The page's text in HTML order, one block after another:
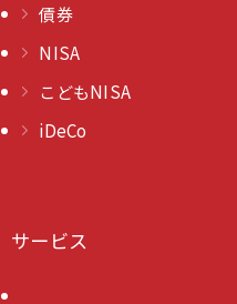
債券
NISA
こどもNISA
iDeCo
サービス